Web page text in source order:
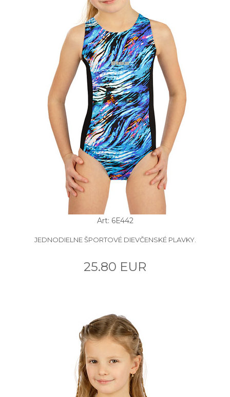
Art: 6E442
JEDNODIELNE ŠPORTOVÉ DIEVČENSKÉ PLAVKY.
25.80 EUR